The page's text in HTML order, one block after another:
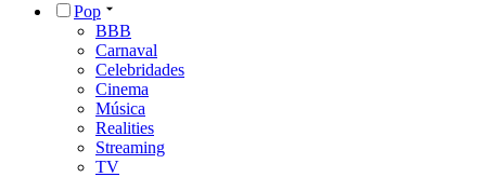
Pop
BBB
Carnaval
Celebridades
Cinema
Música
Realities
Streaming
TV